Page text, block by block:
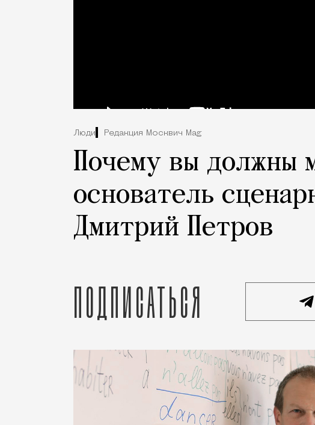
Люди Редакция Москвич Mag
Почему вы должны
основатель
Дмитрий Петров
Подписаться